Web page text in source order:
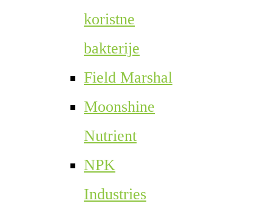
koristne
bakterije
Field Marshal
Moonshine
Nutrient
NPK
Industries